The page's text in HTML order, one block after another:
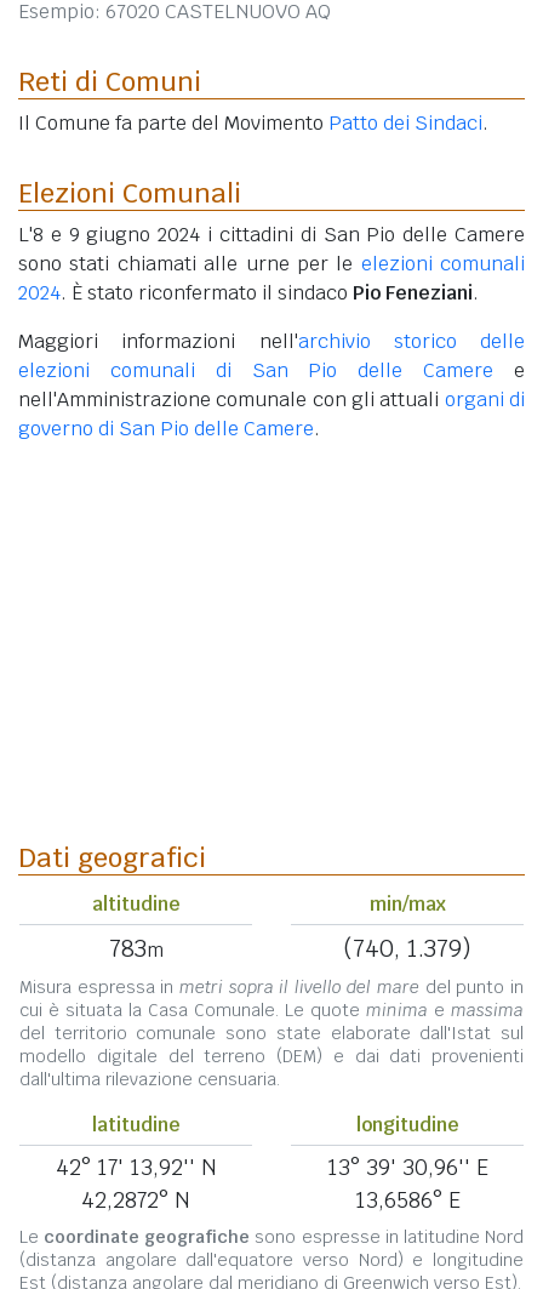
Esempio: 67020 CASTELNUOVO AQ
Reti di Comuni
Il Comune fa parte del Movimento Patto dei Sindaci.
Elezioni Comunali
L'8 e 9 giugno 2024 i cittadini di San Pio delle Camere
sono stati chiamati alle urne per le elezioni comunali
2024. È stato riconfermato il sindaco Pio Feneziani.
Maggiori informazioni nell'archivio storico delle
elezioni comunali di San Pio delle Camere e
nell'Amministrazione comunale con gli attuali organi di
governo di San Pio delle Camere.
Dati geografici
altitudine
783m
min/max
(740, 1.379)
Misura espressa in metri sopra il livello del mare del punto in
cui è situata la Casa Comunale. Le quote minima e massima
del territorio comunale sono state elaborate dall'Istat sul
modello digitale del terreno (DEM) e dai dati provenienti
dall'ultima rilevazione censuaria.
latitudine
42° 17' 13,92'' N
42,2872° N
longitudine
13° 39' 30,96'' E
13,6586° E
Le coordinate geografiche sono espresse in latitudine Nord
(distanza angolare dall'equatore verso Nord) e longitudine
Est (distanza angolare dal meridiano di Greenwich verso Est).